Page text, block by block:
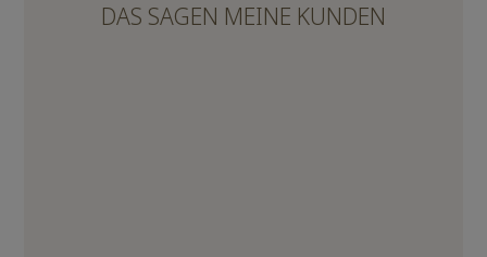
DAS SAGEN MEINE KUNDEN